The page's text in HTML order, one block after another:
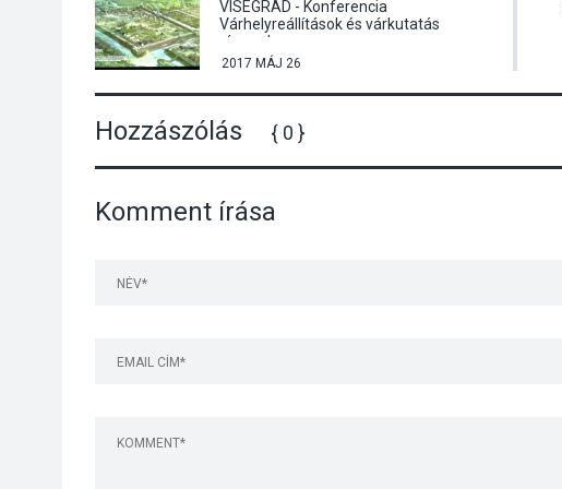
VISEGRÁD - Konferencia
Várhelyreállítások és várkutatás
címmel
2017 MÁJ 26
Hozzászólás { 0 }
Komment írása